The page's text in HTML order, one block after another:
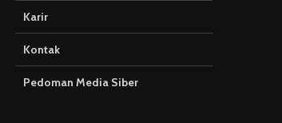
Karir
Kontak
Pedoman Media Siber